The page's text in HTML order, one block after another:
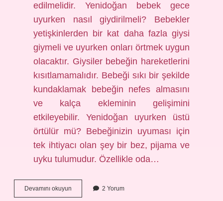
edilmelidir. Yenidoğan bebek gece
uyurken nasıl giydirilmeli? Bebekler
yetişkinlerden bir kat daha fazla giysi
giymeli ve uyurken onları örtmek uygun
olacaktır. Giysiler bebeğin hareketlerini
kısıtlamamalıdır. Bebeği sıkı bir şekilde
kundaklamak bebeğin nefes almasını
ve kalça ekleminin gelişimini
etkileyebilir. Yenidoğan uyurken üstü
örtülür mü? Bebeğinizin uyuması için
tek ihtiyacı olan şey bir bez, pijama ve
uyku tulumudur. Özellikle oda…
Devamını okuyun Yenidoğan
Evde
2 Yorum